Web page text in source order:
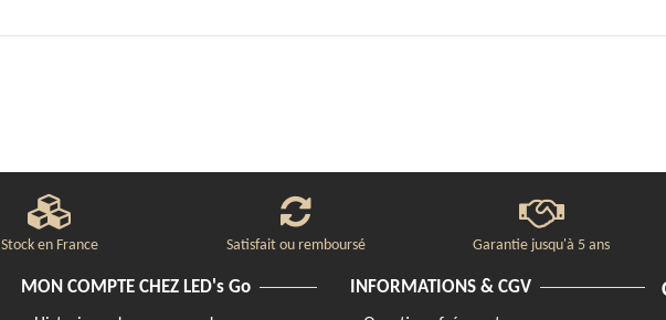
Stock en France Satisfait ou remboursé Garantie jusqu'à 5 ans
MON COMPTE CHEZ LED's Go INFORMATIONS & CGV